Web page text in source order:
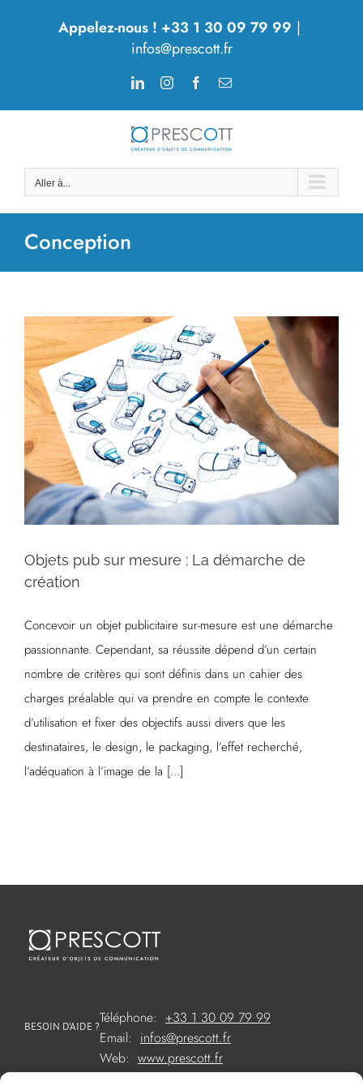
Appelez-nous ! +33 1 30 09 79 99 |
infos@prescott.fr
LinkedInInstagramFacebook
Email
Aller à...
Conception
Objets pub sur mesure : La démarche de
création
Concevoir un objet publicitaire sur-mesure est une démarche
passionnante. Cependant, sa réussite dépend d’un certain
nombre de critères qui sont définis dans un cahier des
charges préalable qui va prendre en compte le contexte
d’utilisation et fixer des objectifs aussi divers que les
destinataires, le design, le packaging, l’effet recherché,
l’adéquation à l’image de la [...]
BESOIN D’AIDE ?Téléphone: +33 1 30 09 79 99
Email: infos@prescott.fr
Web: www.prescott.fr